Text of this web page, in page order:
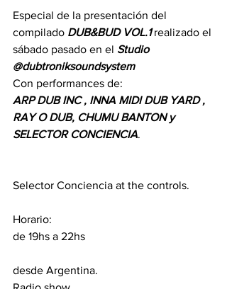
Especial de la presentación del
compilado DUB&BUD VOL.1 realizado el
sábado pasado en el Studio
@dubtroniksoundsystem
Con performances de:
ARP DUB INC , INNA MIDI DUB YARD ,
RAY O DUB, CHUMU BANTON y
SELECTOR CONCIENCIA.
Selector Conciencia at the controls.
Horario:
de 19hs a 22hs
desde Argentina.